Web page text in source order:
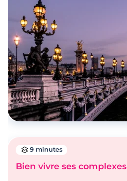
9 minutes
Bien vivre ses complexes